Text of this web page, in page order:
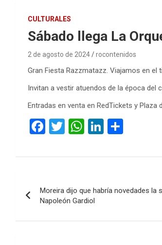
CULTURALES
Sábado llega La
2 de agosto de 2024 rocontenidos
Gran Fiesta Razzmatazz. Viajamos en
Invitan a vestir atuendos de la época del
Entradas en venta en RedTickets y Plaza
F
ce
o
o
k
T
tt
W
at
A
p
p
Li
ke
n
m
ar
de
entradas
Moreira dijo que habría novedades
Napoleón Gardiol